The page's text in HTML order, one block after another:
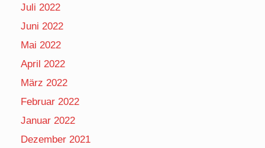
Juli 2022
Juni 2022
Mai 2022
April 2022
März 2022
Februar 2022
Januar 2022
Dezember 2021